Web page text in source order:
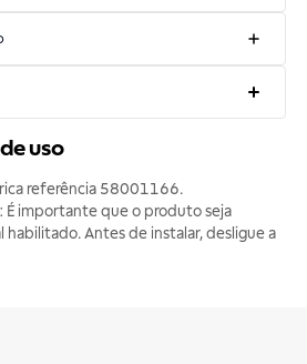
uso
referência 58001166.
É importante que o produto seja
habilitado. Antes de instalar, desligue a